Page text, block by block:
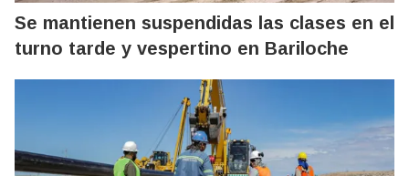
Se mantienen suspendidas las clases en el
turno tarde y vespertino en Bariloche